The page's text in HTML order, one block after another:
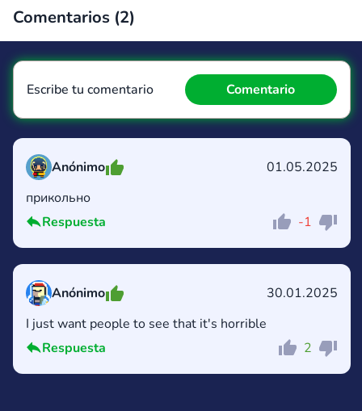
Comentarios (2)
Anónimo
01.05.2025
прикольно
Respuesta
-1
Cancelar Comentario
Anónimo
30.01.2025
I just want people to see that it's horrible
Respuesta
2
Escribe tu comentario Comentario
Cancelar Comentario